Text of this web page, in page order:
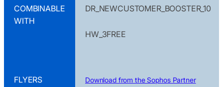
COMBINABLE
WITH
DR_NEWCUSTOMER_BOOSTER_10
HW_3FREE
FLYERS
Download from the Sophos Partner